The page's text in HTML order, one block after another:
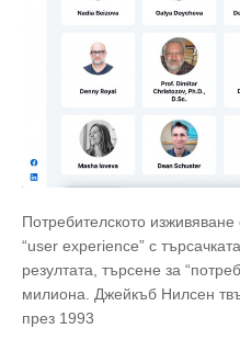
Потребителското
“user experience” с
резултата, търсене за
милиона. Джейкъб Нилсен
през 1993